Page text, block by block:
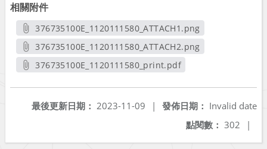
相關附件
376735100E_1120111580_ATTACH1.png
另開新視窗
376735100E_1120111580_ATTACH2.png
另開新視窗
376735100E_1120111580_print.pdf
發佈日期： Invalid date
最後更新日期： 2023-11-09
|
點閱數： 302 |